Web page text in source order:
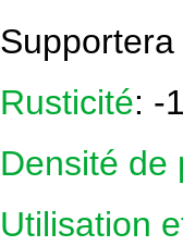
Rusticité: -
Densité de
Utilisation